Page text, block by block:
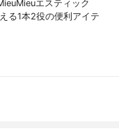
エスティック
る1本2役の便利アイテ